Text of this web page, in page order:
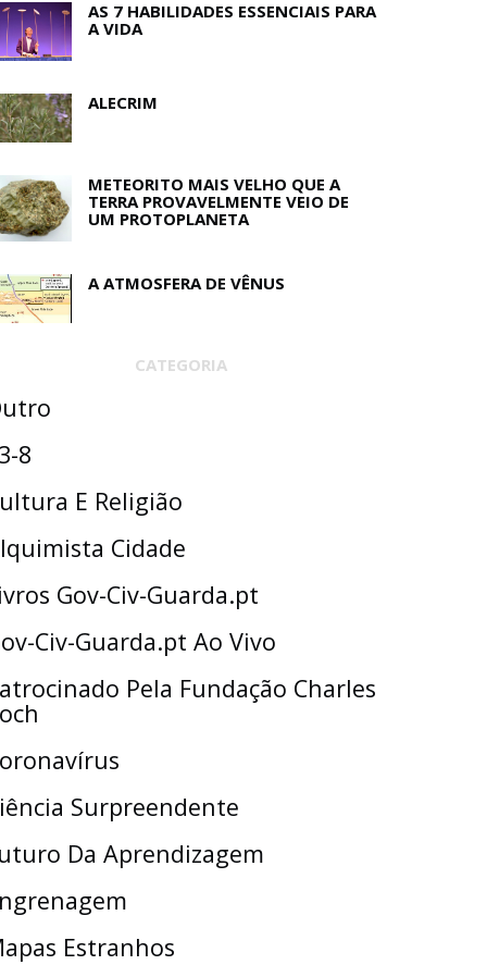
AS 7 HABILIDADES ESSENCIAIS PARA
A VIDA
ALECRIM
METEORITO MAIS VELHO QUE A
TERRA PROVAVELMENTE VEIO DE
UM PROTOPLANETA
A ATMOSFERA DE VÊNUS
CATEGORIA
8
E Religião
Cidade
Gov-Civ-Guarda.pt
Civ-Guarda.pt Ao Vivo
Pela Fundação Charles
Surpreendente
Da Aprendizagem
Estranhos